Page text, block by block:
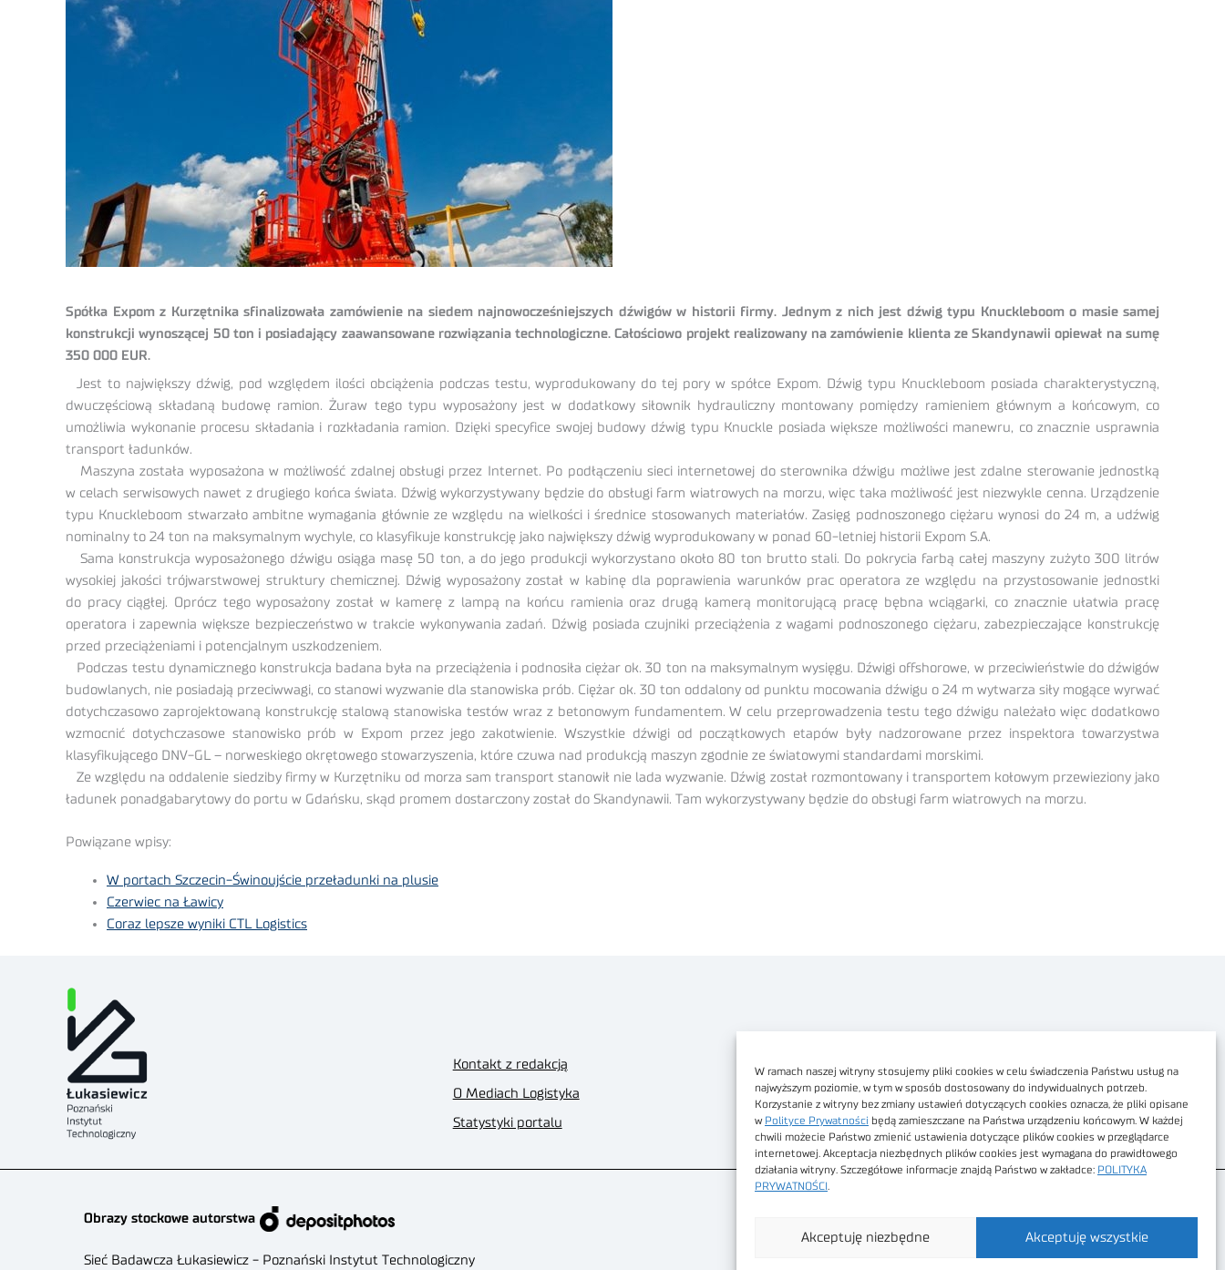
W ramach naszej witryny stosujemy pliki cookies w celu świadczenia Państwu usług na
najwyższym poziomie, w tym w sposób dostosowany do indywidualnych potrzeb.
Korzystanie z witryny bez zmiany ustawień dotyczących cookies oznacza, że pliki opisane
w Polityce Prywatności będą zamieszczane na Państwa urządzeniu końcowym. W każdej
chwili możecie Państwo zmienić ustawienia dotyczące plików cookies w przeglądarce
internetowej. Akceptacja niezbędnych plików cookies jest wymagana do prawidłowego
działania witryny. Szczegółowe informacje znajdą Państwo w zakładce: POLITYKA
PRYWATNOŚCI
Akceptuję wszystkie
Akceptuję niezbędne
Spółka Expom z Kurzętnika sfinalizowała zamówienie na siedem najnowocześniejszych dźwigów w historii firmy. Jednym z nich jest dźwig typu Knuckleboom o masie samej
konstrukcji wynoszącej 50 ton i posiadający zaawansowane rozwiązania technologiczne. Całościowo projekt realizowany na zamówienie klienta ze Skandynawii opiewał na sumę
350 000 EUR.
Jest to największy dźwig, pod względem ilości obciążenia podczas testu, wyprodukowany do tej pory w spółce Expom. Dźwig typu Knuckleboom posiada charakterystyczną,
dwuczęściową składaną budowę ramion. Żuraw tego typu wyposażony jest w dodatkowy siłownik hydrauliczny montowany pomiędzy ramieniem głównym a końcowym, co
umożliwia wykonanie procesu składania i rozkładania ramion. Dzięki specyfice swojej budowy dźwig typu Knuckle posiada większe możliwości manewru, co znacznie usprawnia
transport ładunków.
Maszyna została wyposażona w możliwość zdalnej obsługi przez Internet. Po podłączeniu sieci internetowej do sterownika dźwigu możliwe jest zdalne sterowanie jednostką
w celach serwisowych nawet z drugiego końca świata. Dźwig wykorzystywany będzie do obsługi farm wiatrowych na morzu, więc taka możliwość jest niezwykle cenna. Urządzenie
typu Knuckleboom stwarzało ambitne wymagania głównie ze względu na wielkości i średnice stosowanych materiałów. Zasięg podnoszonego ciężaru wynosi do 24 m, a udźwig
nominalny to 24 ton na maksymalnym wychyle, co klasyfikuje konstrukcję jako największy dźwig wyprodukowany w ponad 60-letniej historii Expom S.A.
Sama konstrukcja wyposażonego dźwigu osiąga masę 50 ton, a do jego produkcji wykorzystano około 80 ton brutto stali. Do pokrycia farbą całej maszyny zużyto 300 litrów
wysokiej jakości trójwarstwowej struktury chemicznej. Dźwig wyposażony został w kabinę dla poprawienia warunków prac operatora ze względu na przystosowanie jednostki
do pracy ciągłej. Oprócz tego wyposażony został w kamerę z lampą na końcu ramienia oraz drugą kamerą monitorującą pracę bębna wciągarki, co znacznie ułatwia pracę
operatora i zapewnia większe bezpieczeństwo w trakcie wykonywania zadań. Dźwig posiada czujniki przeciążenia z wagami podnoszonego ciężaru, zabezpieczające konstrukcję
przed przeciążeniami i potencjalnym uszkodzeniem.
Podczas testu dynamicznego konstrukcja badana była na przeciążenia i podnosiła ciężar ok. 30 ton na maksymalnym wysięgu. Dźwigi offshorowe, w przeciwieństwie do dźwigów
budowlanych, nie posiadają przeciwwagi, co stanowi wyzwanie dla stanowiska prób. Ciężar ok. 30 ton oddalony od punktu mocowania dźwigu o 24 m wytwarza siły mogące wyrwać
dotychczasowo zaprojektowaną konstrukcję stalową stanowiska testów wraz z betonowym fundamentem. W celu przeprowadzenia testu tego dźwigu należało więc dodatkowo
wzmocnić dotychczasowe stanowisko prób w Expom przez jego zakotwienie. Wszystkie dźwigi od początkowych etapów były nadzorowane przez inspektora towarzystwa
klasyfikującego DNV-GL – norweskiego okrętowego stowarzyszenia, które czuwa nad produkcją maszyn zgodnie ze światowymi standardami morskimi.
Ze względu na oddalenie siedziby firmy w Kurzętniku od morza sam transport stanowił nie lada wyzwanie. Dźwig został rozmontowany i transportem kołowym przewieziony jako
ładunek ponadgabarytowy do portu w Gdańsku, skąd promem dostarczony został do Skandynawii. Tam wykorzystywany będzie do obsługi farm wiatrowych na morzu.
Powiązane wpisy:
W portach Szczecin-Świnoujście przeładunki na plusie
Czerwiec na Ławicy
Coraz lepsze wyniki CTL Logistics
Kontakt z redakcją
O Mediach Logistyka
Statystyki portalu
Dostępność cyfrowa
Regulamin Portalu
Regulamin sklepu
Obrazy stockowe autorstwa
Sieć Badawcza Łukasiewicz - Poznański Instytut Technologiczny